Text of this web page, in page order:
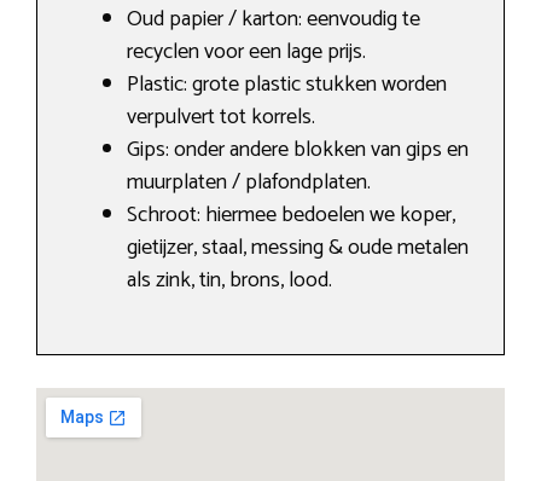
Oud papier / karton: eenvoudig te
recyclen voor een lage prijs.
Plastic: grote plastic stukken worden
verpulvert tot korrels.
Gips: onder andere blokken van gips en
muurplaten / plafondplaten.
Schroot: hiermee bedoelen we koper,
gietijzer, staal, messing & oude metalen
als zink, tin, brons, lood.